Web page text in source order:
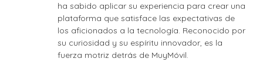
ha sabido aplicar su experiencia para crear una
plataforma que satisface las expectativas de
los aficionados a la tecnología. Reconocido por
su curiosidad y su espíritu innovador, es la
fuerza motriz detrás de MuyMóvil.